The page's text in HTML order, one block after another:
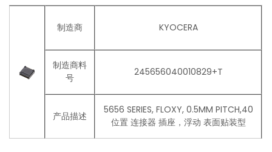
制造商 KYOCERA
制造商料
号
245656040010829+T
产品描述
5656 SERIES, FLOXY, 0.5MM PITCH,40
位置 连接器 插座，浮动 表面贴装型